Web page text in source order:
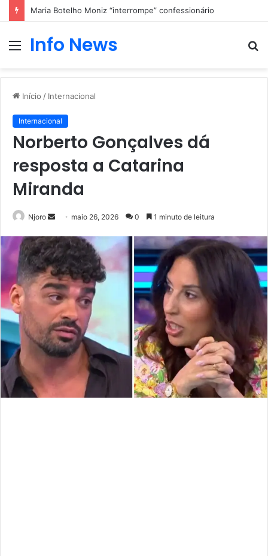
Maria Botelho Moniz “interrompe” confessionário
Menu
Info News
Início / Internacional
Internacional
Norberto Gonçalves dá
resposta a Catarina
Miranda
Njoro
Mande
e-
mail
maio 26, 2026 0 1 minuto de leitura